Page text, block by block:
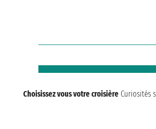
Choisissez vous votre croisière Curiosités